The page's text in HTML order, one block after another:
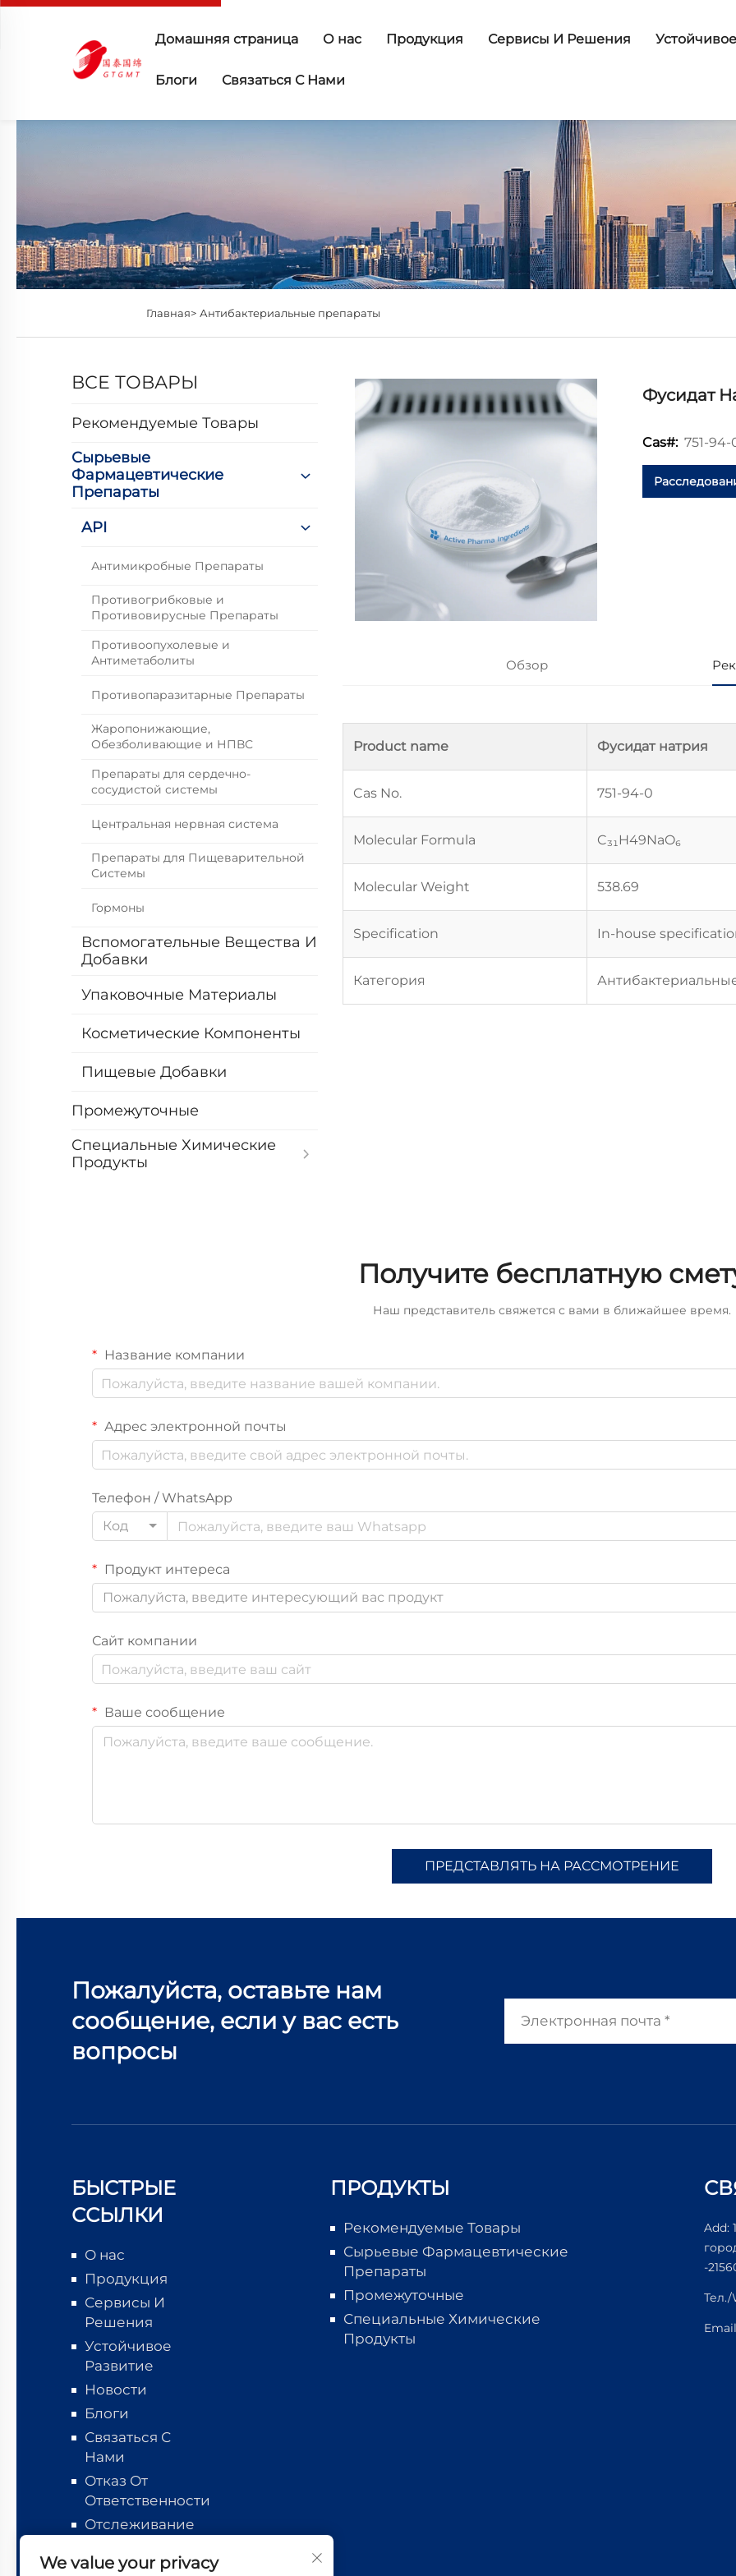
Домашняя страница О нас Продукция Сервисы И Решения
Блоги Связаться С Нами
Главная> Антибактериальные препараты
ВСЕ ТОВАРЫ
Рекомендуемые Товары
Сырьевые
Фармацевтические
Препараты
API
Антимикробные Препараты
Противогрибковые и
Противовирусные Препараты
Противоопухолевые и
Антиметаболиты
Противопаразитарные Препараты
Жаропонижающие,
Обезболивающие и НПВС
Препараты для сердечно-
сосудистой системы
Центральная нервная система
Препараты для Пищеварительной
Системы
Гормоны
Вспомогательные Вещества И
Добавки
Упаковочные Материалы
Косметические Компоненты
Пищевые Добавки
Промежуточные
Специальные Химические
Продукты
Фусидат
Cas#: 751-94-
Обзор
Product name Фусидат натрия
Cas No. 751-94-0
Molecular Formula C₃₁H49NaO₆
Molecular Weight 538.69
Specification In-house
Категория
Получите бесплатную
Наш представитель свяжется с вами в ближайшее время.
Название компании
Адрес электронной почты
Телефон / WhatsApp
Код
Продукт интереса
Пожалуйста, введите интересующий вас продукт
Сайт компании
Ваше сообщение
ПРЕДСТАВЛЯТЬ НА РАССМОТРЕНИЕ
Пожалуйста, оставьте нам
сообщение, если у вас есть
вопросы
БЫСТРЫЕ
ССЫЛКИ
О нас
Продукция
Сервисы И
Решения
Устойчивое
Развитие
Новости
Блоги
Связаться С
Нами
Отказ От
Ответственности
Отслеживание
ПРОДУКТЫ
Рекомендуемые Товары
Сырьевые Фармацевтические
Препараты
Промежуточные
Специальные Химические
Продукты
Add:
-
Тел./
We value your privacy